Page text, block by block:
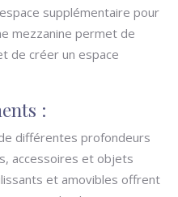
supplémentaire pour
mezzanine permet de
de créer un espace
:
différentes profondeurs
accessoires et objets
et amovibles offrent